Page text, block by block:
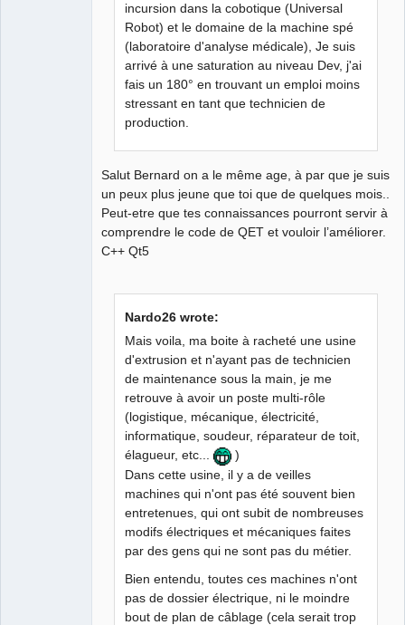
incursion dans la cobotique (Universal
Robot) et le domaine de la machine spé
(laboratoire d'analyse médicale), Je suis
arrivé à une saturation au niveau Dev, j'ai
fais un 180° en trouvant un emploi moins
stressant en tant que technicien de
production.
Salut Bernard on a le même age, à par que je suis
un peux plus jeune que toi que de quelques mois..
Peut-etre que tes connaissances pourront servir à
comprendre le code de QET et vouloir l’améliorer.
C++ Qt5
Nardo26 wrote:
Mais voila, ma boite à racheté une usine
d'extrusion et n'ayant pas de technicien
de maintenance sous la main, je me
retrouve à avoir un poste multi-rôle
(logistique, mécanique, électricité,
informatique, soudeur, réparateur de toit,
élagueur, etc...
)
Dans cette usine, il y a de veilles
machines qui n'ont pas été souvent bien
entretenues, qui ont subit de nombreuses
modifs électriques et mécaniques faites
par des gens qui ne sont pas du métier.
Bien entendu, toutes ces machines n'ont
pas de dossier électrique, ni le moindre
bout de plan de câblage (cela serait trop